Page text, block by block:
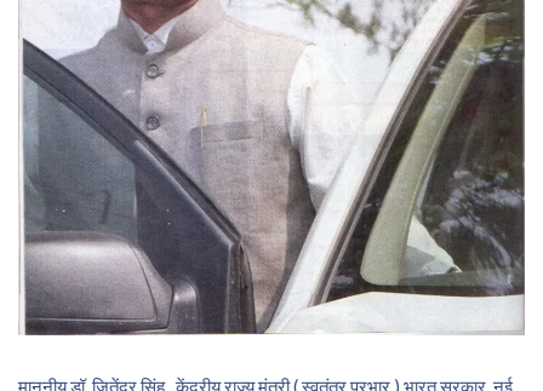
माननीय डॉ. जितेंद्र सिंह , केंद्रीय राज्य मंत्री ( स्वतंत्र प्रभार ) भारत सरकार, नई